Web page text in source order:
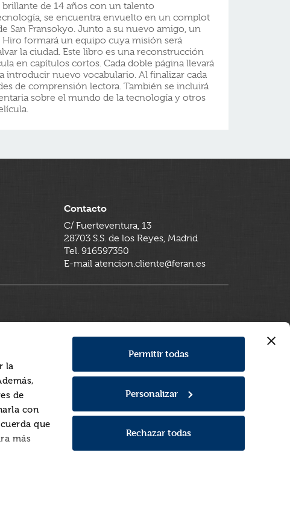
la
de
con
que
más
Permitir todas
Personalizar
Rechazar todas
de 14 años con un talento
se encuentra envuelto en un complot
San Fransokyo. Junto a su nuevo amigo, un
formará un equipo cuya misión será
la ciudad. Este libro es una reconstrucción
en capítulos cortos. Cada doble página llevará
introducir nuevo vocabulario. Al finalizar cada
de comprensión lectora. También se incluirá
sobre el mundo de la tecnología y otros
Contacto
C/ Fuerteventura, 13
28703 S.S. de los Reyes, Madrid
Tel. 916597350
E-mail atencion.cliente@feran.es